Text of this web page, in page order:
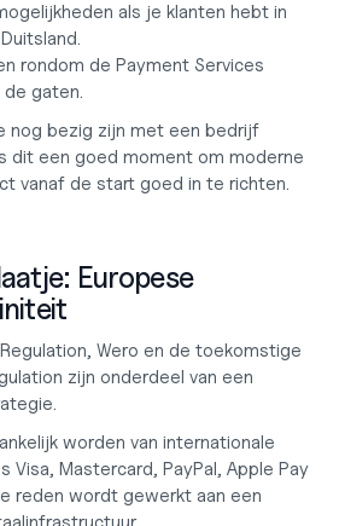
als je klanten hebt in
rondom de Payment Services
de gaten.
nog bezig zijn met een bedrijf
dit een goed moment om moderne
vanaf de start goed in te richten.
Europese
Wero en de toekomstige
zijn onderdeel van een
worden van internationale
Visa, Mastercard, PayPal, Apple Pay
reden wordt gewerkt aan een